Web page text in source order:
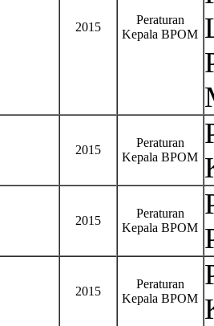
2015
Peraturan
Kepala BPOM
2015
Peraturan
Kepala BPOM
2015
Peraturan
Kepala BPOM
2015
Peraturan
Kepala BPOM